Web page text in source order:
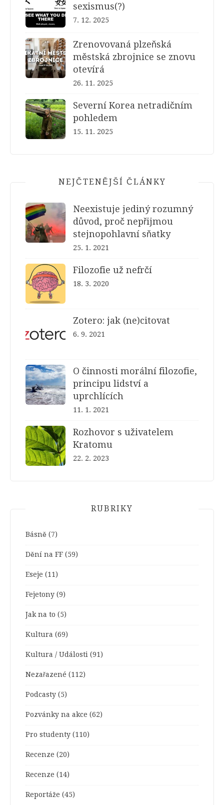
sexismus(?)
7. 12. 2025
Zrenovovaná plzeňská
městská zbrojnice se znovu
otevírá
26. 11. 2025
Severní Korea netradičním
pohledem
15. 11. 2025
NEJČTENĚJŠÍ ČLÁNKY
Neexistuje jediný rozumný
důvod, proč nepřijmou
stejnopohlavní sňatky
25. 1. 2021
Filozofie už nefrčí
18. 3. 2020
Zotero: jak (ne)citovat
6. 9. 2021
O činnosti morální filozofie,
principu lidství a
uprchlících
11. 1. 2021
Rozhovor s uživatelem
Kratomu
22. 2. 2023
RUBRIKY
Básně (7)
Dění na FF (59)
Eseje (11)
Fejetony (9)
Jak na to (5)
Kultura (69)
Kultura / Události (91)
Nezařazené (112)
Podcasty (5)
Pozvánky na akce (62)
Pro studenty (110)
Recenze (20)
Recenze (14)
Reportáže (45)